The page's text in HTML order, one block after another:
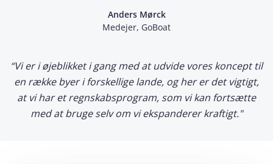
Anders Mørck
Medejer, GoBoat
“Vi er i øjeblikket i gang med at udvide vores koncept til
en række byer i forskellige lande, og her er det vigtigt,
at vi har et regnskabsprogram, som vi kan fortsætte
med at bruge selv om vi ekspanderer kraftigt."